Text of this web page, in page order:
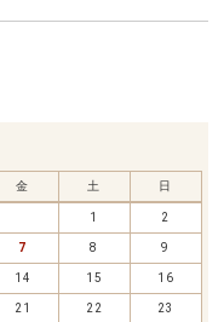
金 土 日
1 2
7 8 9
14 15 16
21 22 23